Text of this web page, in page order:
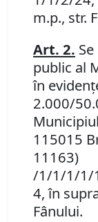
m.p., str.
Art. 2.
public al
în
2.000/
115015
11163)
/1/1/1/1/
4, în
Fânului.